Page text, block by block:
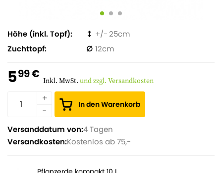
Höhe (inkl. Topf)
25
Zuchttopf
12
599 € Inkl. MwSt. und zzgl. Versandkosten
In den Warenkorb
Versanddatum von:4 Tagen
Versandkosten:Kostenlos ab 75,-